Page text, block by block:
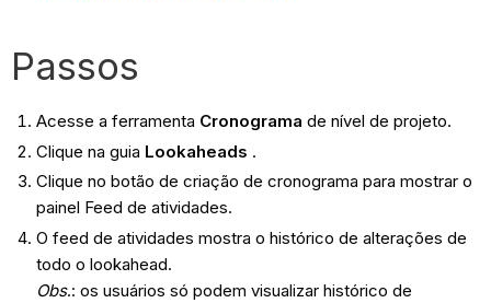
Passos
Acesse a ferramenta Cronograma de nível de projeto.
Clique na guia Lookaheads .
Clique no botão de criação de cronograma para mostrar o
painel Feed de atividades.
O feed de atividades mostra o histórico de alterações de
todo o lookahead.
Obs.: os usuários só podem visualizar histórico de